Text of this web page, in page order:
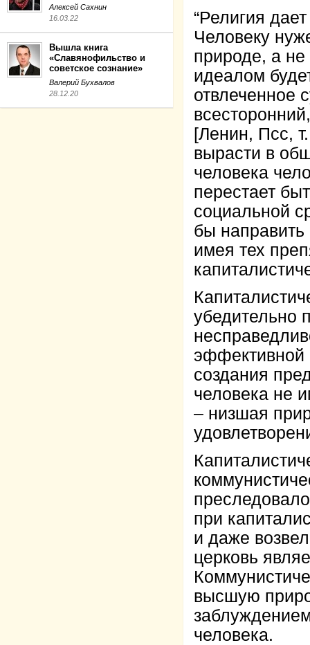
Алексей Сахнин
16.03.22
Вышла книга
«Славянофильство и
советское сознание»
Валерий Бухвалов
28.12.20
“Религия
Человеку
природе, а
идеалом
отвлеченное
[Ленин, Псс,
вырасти в
человека
перестает
социальной
бы
имея тех
убедительно
эффективной
создания
человека не
– низшая
при
и даже
церковь
высшую
человека.